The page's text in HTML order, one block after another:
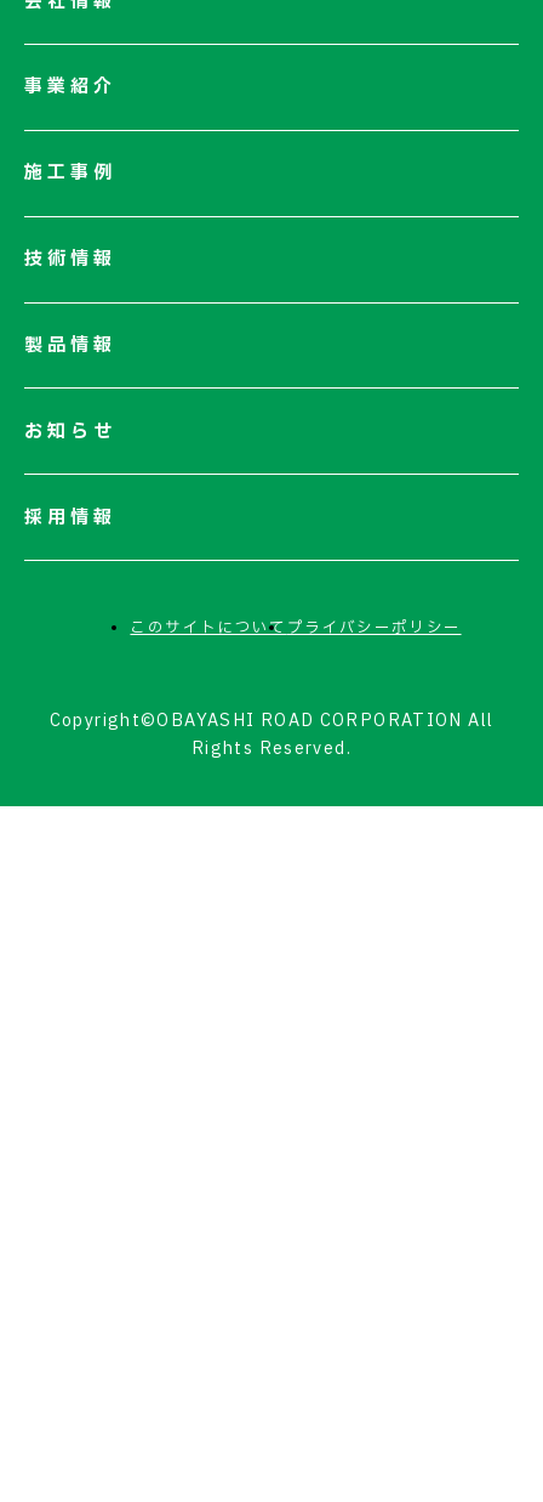
会社情報一覧
ネットワーク
電子公告
事業紹介
施工事例
技術情報
製品情報
お知らせ
採用情報
このサイトについてプライバシーポリシー
Copyright©OBAYASHI ROAD CORPORATION All
Rights Reserved.